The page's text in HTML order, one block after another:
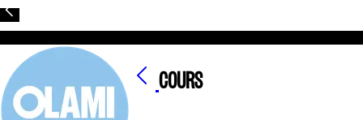
COURS